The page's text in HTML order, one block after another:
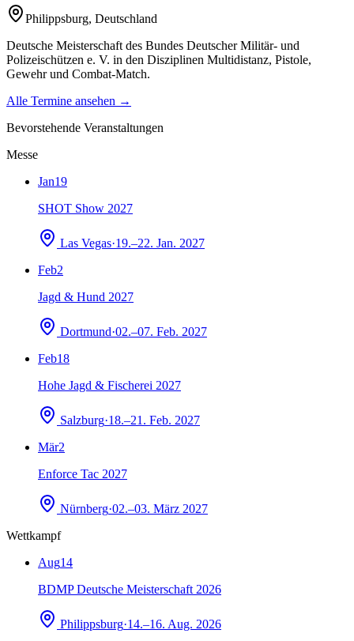
Philippsburg, Deutschland
Deutsche Meisterschaft des Bundes Deutscher Militär- und
Polizeischützen e. V. in den Disziplinen Multidistanz, Pistole,
Gewehr und Combat-Match.
Alle Termine ansehen →
Bevorstehende Veranstaltungen
Messe
Jan19
SHOT Show 2027
Las Vegas·19.–22. Jan. 2027
Feb2
Jagd & Hund 2027
Dortmund·02.–07. Feb. 2027
Feb18
Hohe Jagd & Fischerei 2027
Salzburg·18.–21. Feb. 2027
Mär2
Enforce Tac 2027
Nürnberg·02.–03. März 2027
Wettkampf
Aug14
BDMP Deutsche Meisterschaft 2026
Philippsburg·14.–16. Aug. 2026